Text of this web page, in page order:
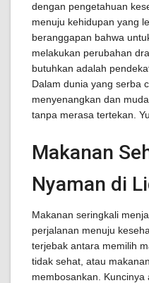
dengan pengetahuan
menuju kehidupan yang
beranggapan bahwa
melakukan perubahan
butuhkan adalah
Dalam dunia yang serba
menyenangkan dan
tanpa merasa tertekan.
Makanan
Nyaman di
Makanan seringkali
perjalanan menuju
terjebak antara memilih
tidak sehat, atau
membosankan.